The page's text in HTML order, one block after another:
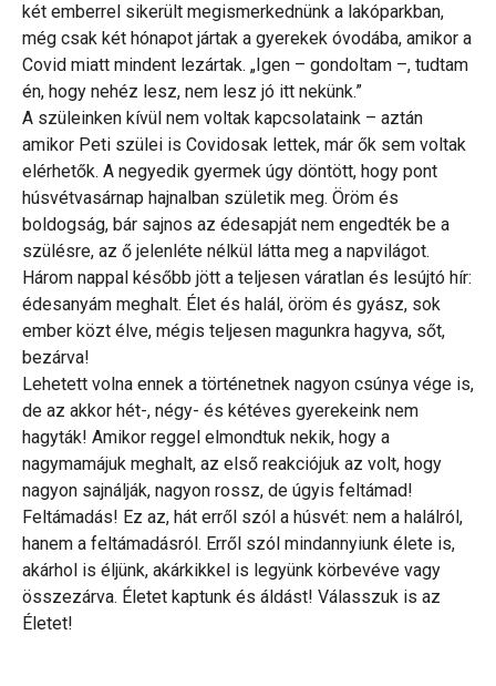
két emberrel sikerült megismerkednünk a lakóparkban,
még csak két hónapot jártak a gyerekek óvodába, amikor a
Covid miatt mindent lezártak. „Igen – gondoltam –, tudtam
én, hogy nehéz lesz, nem lesz jó itt nekünk.”
A szüleinken kívül nem voltak kapcsolataink – aztán
amikor Peti szülei is Covidosak lettek, már ők sem voltak
elérhetők. A negyedik gyermek úgy döntött, hogy pont
húsvétvasárnap hajnalban születik meg. Öröm és
boldogság, bár sajnos az édesapját nem engedték be a
szülésre, az ő jelenléte nélkül látta meg a napvilágot.
Három nappal később jött a teljesen váratlan és lesújtó hír:
édesanyám meghalt. Élet és halál, öröm és gyász, sok
ember közt élve, mégis teljesen magunkra hagyva, sőt,
bezárva!
Lehetett volna ennek a történetnek nagyon csúnya vége is,
de az akkor hét-, négy- és kétéves gyerekeink nem
hagyták! Amikor reggel elmondtuk nekik, hogy a
nagymamájuk meghalt, az első reakciójuk az volt, hogy
nagyon sajnálják, nagyon rossz, de úgyis feltámad!
Feltámadás! Ez az, hát erről szól a húsvét: nem a halálról,
hanem a feltámadásról. Erről szól mindannyiunk élete is,
akárhol is éljünk, akárkikkel is legyünk körbevéve vagy
összezárva. Életet kaptunk és áldást! Válasszuk is az
Életet!